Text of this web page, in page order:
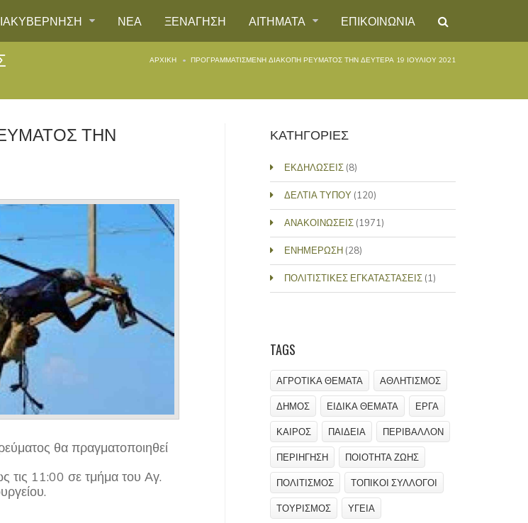
ΝΕΑ ΞΕΝΑΓΗΣΗ ΑΙΤΗΜΑΤΑ ΕΠΙΚΟΙΝΩΝΙΑ
ΑΡΧΙΚΉ ΠΡΟΓΡΑΜΜΑΤΙΣΜΕΝΗ ΔΙΑΚΟΠΗ ΡΕΥΜΑΤΟΣ ΤΗΝ ΔΕΥΤΕΡΑ 19 ΙΟΥΛΙΟΥ 2021
ΤΗΝ
θα πραγματοποιηθεί
τις 11:00 σε τμήμα του Αγ.
ΚΑΤΗΓΟΡΙΕΣ
ΕΚΔΗΛΩΣΕΙΣ(8)
ΔΕΛΤΙΑ ΤΥΠΟΥ(120)
ΑΝΑΚΟΙΝΩΣΕΙΣ(1971)
ΕΝΗΜΕΡΩΣΗ(28)
ΠΟΛΙΤΙΣΤΙΚΕΣ ΕΓΚΑΤΑΣΤΑΣΕΙΣ(1)
TAGS
ΑΓΡΟΤΙΚΑ ΘΕΜΑΤΑ ΑΘΛΗΤΙΣΜΟΣ
ΔΗΜΟΣ ΕΙΔΙΚΑ ΘΕΜΑΤΑ ΕΡΓΑ
ΚΑΙΡΟΣ ΠΑΙΔΕΙΑ ΠΕΡΙΒΑΛΛΟΝ
ΠΕΡΙΗΓΗΣΗ ΠΟΙΟΤΗΤΑ ΖΩΗΣ
ΠΟΛΙΤΙΣΜΟΣ ΤΟΠΙΚΟΙ ΣΥΛΛΟΓΟΙ
ΤΟΥΡΙΣΜΟΣ ΥΓΕΙΑ